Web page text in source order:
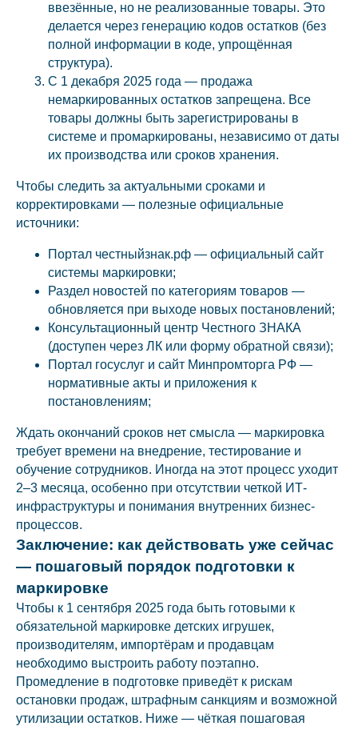
ввезённые, но не реализованные товары. Это
делается через генерацию кодов остатков (без
полной информации в коде, упрощённая
структура).
С 1 декабря 2025 года — продажа
немаркированных остатков запрещена. Все
товары должны быть зарегистрированы в
системе и промаркированы, независимо от даты
их производства или сроков хранения.
Чтобы следить за актуальными сроками и
корректировками — полезные официальные
источники:
Портал честныйзнак.рф — официальный сайт
системы маркировки;
Раздел новостей по категориям товаров —
обновляется при выходе новых постановлений;
Консультационный центр Честного ЗНАКА
(доступен через ЛК или форму обратной связи);
Портал госуслуг и сайт Минпромторга РФ —
нормативные акты и приложения к
постановлениям;
Ждать окончаний сроков нет смысла — маркировка
требует времени на внедрение, тестирование и
обучение сотрудников. Иногда на этот процесс уходит
2–3 месяца, особенно при отсутствии четкой ИТ-
инфраструктуры и понимания внутренних бизнес-
процессов.
Заключение: как действовать уже сейчас
— пошаговый порядок подготовки к
маркировке
Чтобы к 1 сентября 2025 года быть готовыми к
обязательной маркировке детских игрушек,
производителям, импортёрам и продавцам
необходимо выстроить работу поэтапно.
Промедление в подготовке приведёт к рискам
остановки продаж, штрафным санкциям и возможной
утилизации остатков. Ниже — чёткая пошаговая